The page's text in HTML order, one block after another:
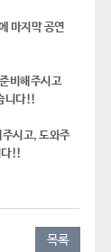
마지막 공연
비해주시고
니다!!
시고, 도와주
다!!
목록